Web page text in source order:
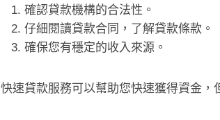
確認貸款機構的合法性。
仔細閱讀貸款合同，了解貸款條款。
確保您有穩定的收入來源。
快速貸款服務可以幫助您快速獲得資金，